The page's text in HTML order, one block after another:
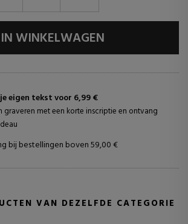
IN WINKELWAGEN
eigen tekst voor 6,99 €
graveren met een korte inscriptie en ontvang
bij bestellingen boven 59,00 €
VAN DEZELFDE CATEGORIE